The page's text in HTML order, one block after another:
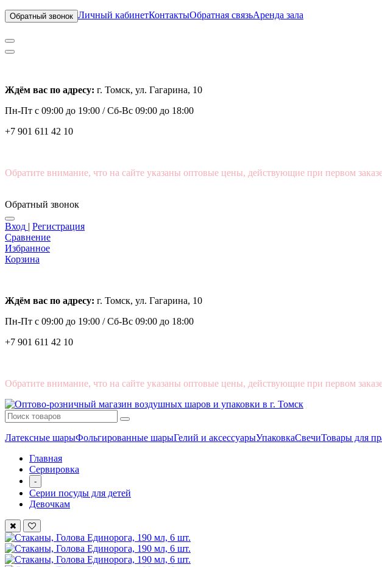
Обратный звонок Личный кабинетКонтактыОбратная связьАренда зала
Ждём вас по адресу: г. Томск, ул. Гагарина, 10
Пн-Пт с 09:00 до 19:00 /Сб-Вс 09:00 до 18:00
+7 901 611 42 10
Обратите внимание, что на сайте указаны оптовые цены, действующие при первом
Обратный звонок
Вход | Регистрация
Сравнение
Избранное
Корзина
Ждём вас по адресу: г. Томск, ул. Гагарина, 10
Пн-Пт с 09:00 до 19:00 /Сб-Вс 09:00 до 18:00
+7 901 611 42 10
Обратите внимание, что на сайте указаны оптовые цены, действующие при первом
Латексные шарыФольгированные шарыГелий и аксессуарыУпаковкаСвечиТовары для
Главная
Сервировка
-
Серии посуды для детей
Девочкам